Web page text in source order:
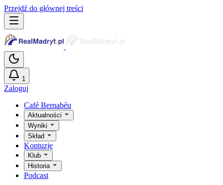
Przejdź do głównej treści
1
Zaloguj
Café Bernabéu
Aktualności
Wyniki
Skład
Kontuzje
Klub
Historia
Podcast